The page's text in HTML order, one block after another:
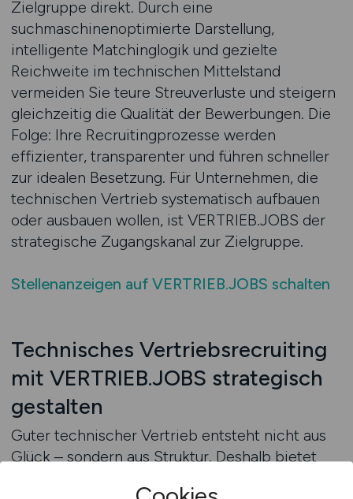
Zielgruppe direkt. Durch eine
suchmaschinenoptimierte Darstellung,
intelligente Matchinglogik und gezielte
Reichweite im technischen Mittelstand
vermeiden Sie teure Streuverluste und steigern
gleichzeitig die Qualität der Bewerbungen. Die
Folge: Ihre Recruitingprozesse werden
effizienter, transparenter und führen schneller
zur idealen Besetzung. Für Unternehmen, die
technischen Vertrieb systematisch aufbauen
oder ausbauen wollen, ist VERTRIEB.JOBS der
strategische Zugangskanal zur Zielgruppe.
Stellenanzeigen auf VERTRIEB.JOBS schalten
Technisches Vertriebsrecruiting
mit VERTRIEB.JOBS strategisch
gestalten
Guter technischer Vertrieb entsteht nicht aus
Glück – sondern aus Struktur. Deshalb bietet